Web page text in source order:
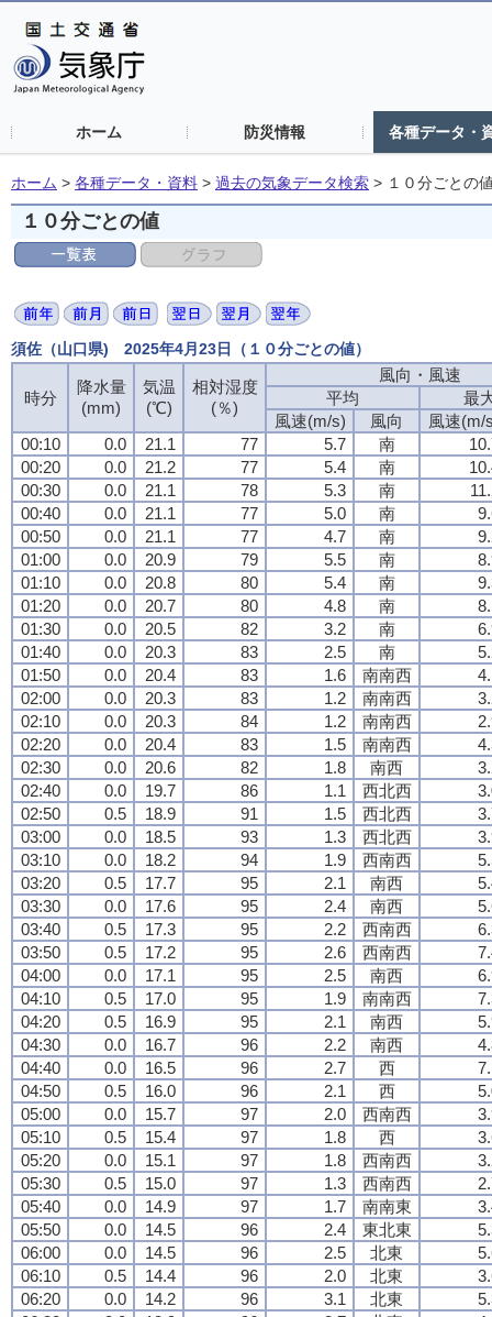
ホーム 防災情報 各種データ・
ホーム > 各種データ・資料 > 過去の気象データ検索 > １０分ごとの
１０分ごとの値
須佐（山口県) 2025年4月23日（１０分ごとの値）
時分
降水量
(mm)
気温
(℃)
相対湿度
(％)
風向・風速
平均
最
風速(m/s)
風向
風速(m/
00:10
0.0 21.1 77 5.7 南
00:20
0.0 21.2 77 5.4 南
00:30
0.0 21.1 78 5.3 南
00:40
0.0 21.1 77 5.0 南
00:50
0.0 21.1 77 4.7 南
01:00
0.0 20.9 79 5.5 南
01:10
0.0 20.8 80 5.4 南
01:20
0.0 20.7 80 4.8 南
01:30
0.0 20.5 82 3.2 南
01:40
0.0 20.3 83 2.5 南
01:50
0.0 20.4 83 1.6 南南西
02:00
0.0 20.3 83 1.2 南南西
02:10
0.0 20.3 84 1.2 南南西
02:20
0.0 20.4 83 1.5 南南西
02:30
0.0 20.6 82 1.8 南西
02:40
0.0 19.7 86 1.1 西北西
02:50
0.5 18.9 91 1.5 西北西
03:00
0.0 18.5 93 1.3 西北西
03:10
0.0 18.2 94 1.9 西南西
03:20
0.5 17.7 95 2.1 南西
03:30
0.0 17.6 95 2.4 南西
03:40
0.5 17.3 95 2.2 西南西
03:50
0.5 17.2 95 2.6 西南西
04:00
0.0 17.1 95 2.5 南西
04:10
0.5 17.0 95 1.9 南南西
04:20
0.5 16.9 95 2.1 南西
04:30
0.0 16.7 96 2.2 南西
04:40
0.0 16.5 96 2.7 西
04:50
0.5 16.0 96 2.1 西
05:00
0.0 15.7 97 2.0 西南西
05:10
0.5 15.4 97 1.8 西
05:20
0.0 15.1 97 1.8 西南西
05:30
0.5 15.0 97 1.3 西南西
05:40
0.0 14.9 97 1.7 南南東
05:50
0.0 14.5 96 2.4 東北東
06:00
0.0 14.5 96 2.5 北東
06:10
0.5 14.4 96 2.0 北東
06:20
0.0 14.2 96 3.1 北東